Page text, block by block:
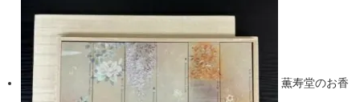
薫寿堂のお香